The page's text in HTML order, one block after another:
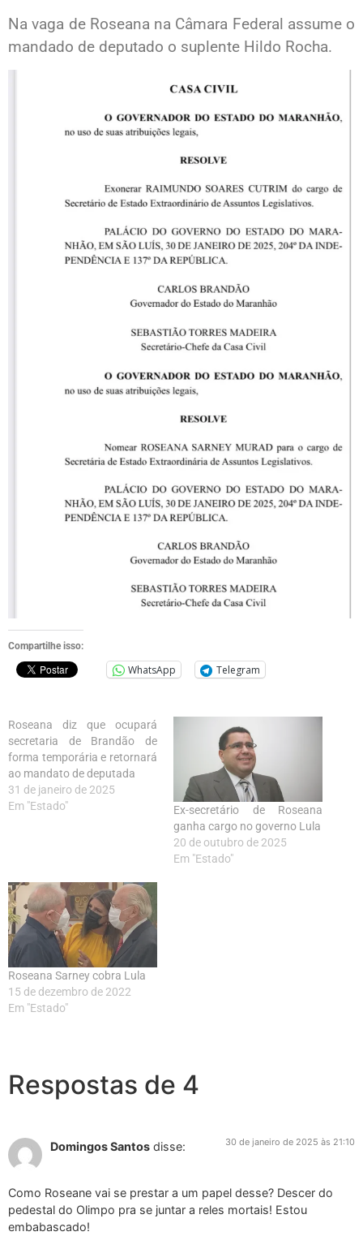
Na vaga de Roseana na Câmara Federal assume o
mandado de deputado o suplente Hildo Rocha.
Compartilhe isso:
WhatsApp Telegram
Roseana diz que ocupará
secretaria de Brandão de
forma temporária e retornará
ao mandato de deputada
31 de janeiro de 2025
Em "Estado"
Ex-secretário de Roseana
ganha cargo no governo Lula
20 de outubro de 2025
Em "Estado"
Roseana Sarney cobra Lula
15 de dezembro de 2022
Em "Estado"
Respostas de 4
Domingos Santos disse: 30 de janeiro de 2025 às 21:10
Como Roseane vai se prestar a um papel desse? Descer do
pedestal do Olimpo pra se juntar a reles mortais! Estou
embabascado!